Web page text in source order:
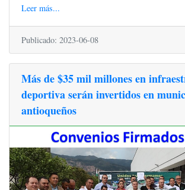
Leer más...
Publicado: 2023-06-08
Más de $35 mil millones en
deportiva serán invertidos en
antioqueños